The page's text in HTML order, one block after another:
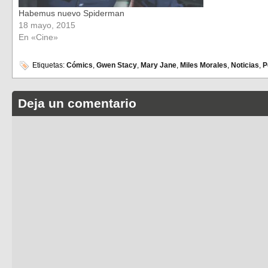
Habemus nuevo Spiderman
18 mayo, 2015
En «Cine»
Etiquetas: Cómics, Gwen Stacy, Mary Jane, Miles Morales, Noticias,
Deja un comentario